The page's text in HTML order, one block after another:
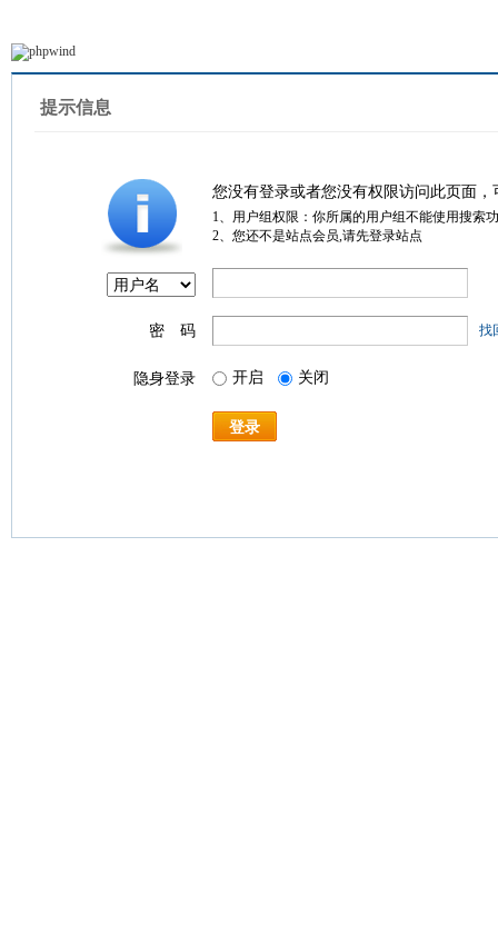
提示信息
您没有登录或者您没有权限访问此页面
1、用户组权限：你所属的用户组不能使用搜索
2、您还不是站点会员,请先登录站点
密 码 找
隐身登录 开启 关闭
登录